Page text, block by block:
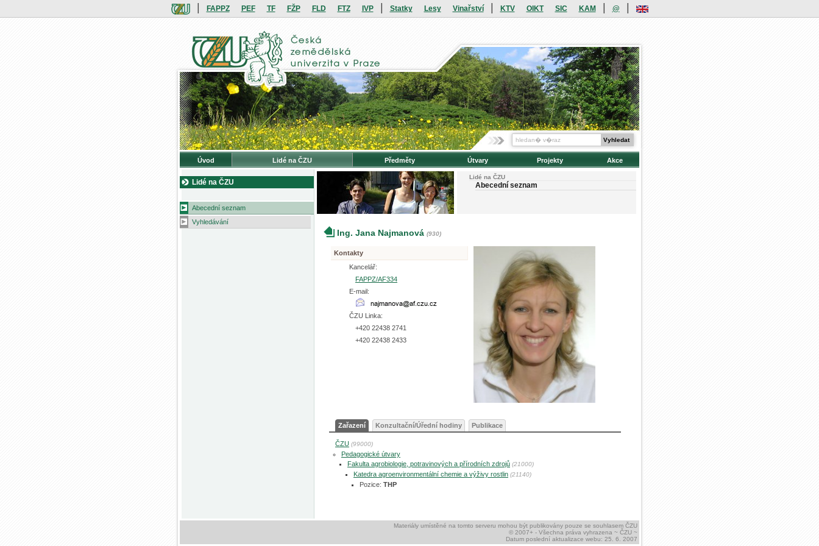
FAPPZ PEF TF FŽP FLD FTZ IVP Statky Lesy Vinařství KTV OIKT SIC KAM @
Úvod Lidé na ČZU Předměty Útvary Projekty Akce
Lidé na ČZU
Abecední seznam
Vyhledávání
Lidé na ČZU
Abecední seznam
Ing. Jana Najmanová (930)
Kontakty
Kancelář:
FAPPZ/AF334
E-mail:
ČZU Linka:
+420 22438 2741
+420 22438 2433
Zařazení Konzultační/Úřední hodiny Publikace
ČZU (99000)
Pedagogické útvary
Fakulta agrobiologie, potravinových a přírodních zdrojů (21000)
Katedra agroenvironmentální chemie a výživy rostlin (21140)
Pozice: THP
Materiály umístěné na tomto serveru mohou být publikovány pouze se souhlasem ČZU
© 2007+ - Všechna práva vyhrazena ~ ČZU ~
Datum poslední aktualizace webu: 25. 6. 2007